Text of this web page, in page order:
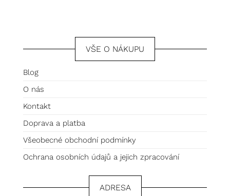
VŠE O NÁKUPU
Blog
O nás
Kontakt
Doprava a platba
Všeobecné obchodní podmínky
Ochrana osobních údajů a jejich zpracování
ADRESA